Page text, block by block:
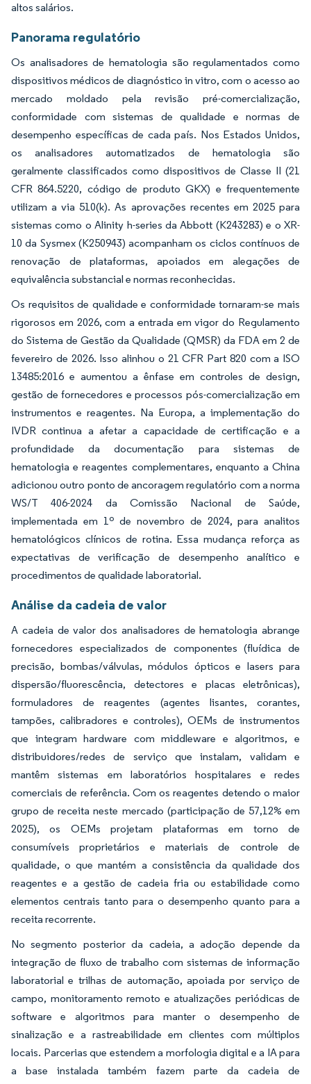
altos salários.
Panorama regulatório
Os analisadores de hematologia são regulamentados como
dispositivos médicos de diagnóstico in vitro, com o acesso ao
mercado moldado pela revisão pré-comercialização,
conformidade com sistemas de qualidade e normas de
desempenho específicas de cada país. Nos Estados Unidos,
os analisadores automatizados de hematologia são
geralmente classificados como dispositivos de Classe II (21
CFR 864.5220, código de produto GKX) e frequentemente
utilizam a via 510(k). As aprovações recentes em 2025 para
sistemas como o Alinity h-series da Abbott (K243283) e o XR-
10 da Sysmex (K250943) acompanham os ciclos contínuos de
renovação de plataformas, apoiados em alegações de
equivalência substancial e normas reconhecidas.
Os requisitos de qualidade e conformidade tornaram-se mais
rigorosos em 2026, com a entrada em vigor do Regulamento
do Sistema de Gestão da Qualidade (QMSR) da FDA em 2 de
fevereiro de 2026. Isso alinhou o 21 CFR Part 820 com a ISO
13485:2016 e aumentou a ênfase em controles de design,
gestão de fornecedores e processos pós-comercialização em
instrumentos e reagentes. Na Europa, a implementação do
IVDR continua a afetar a capacidade de certificação e a
profundidade da documentação para sistemas de
hematologia e reagentes complementares, enquanto a China
adicionou outro ponto de ancoragem regulatório com a norma
WS/T 406-2024 da Comissão Nacional de Saúde,
implementada em 1º de novembro de 2024, para analitos
hematológicos clínicos de rotina. Essa mudança reforça as
expectativas de verificação de desempenho analítico e
procedimentos de qualidade laboratorial.
Análise da cadeia de valor
A cadeia de valor dos analisadores de hematologia abrange
fornecedores especializados de componentes (fluídica de
precisão, bombas/válvulas, módulos ópticos e lasers para
dispersão/fluorescência, detectores e placas eletrônicas),
formuladores de reagentes (agentes lisantes, corantes,
tampões, calibradores e controles), OEMs de instrumentos
que integram hardware com middleware e algoritmos, e
distribuidores/redes de serviço que instalam, validam e
mantêm sistemas em laboratórios hospitalares e redes
comerciais de referência. Com os reagentes detendo o maior
grupo de receita neste mercado (participação de 57,12% em
2025), os OEMs projetam plataformas em torno de
consumíveis proprietários e materiais de controle de
qualidade, o que mantém a consistência da qualidade dos
reagentes e a gestão de cadeia fria ou estabilidade como
elementos centrais tanto para o desempenho quanto para a
receita recorrente.
No segmento posterior da cadeia, a adoção depende da
integração de fluxo de trabalho com sistemas de informação
laboratorial e trilhas de automação, apoiada por serviço de
campo, monitoramento remoto e atualizações periódicas de
software e algoritmos para manter o desempenho de
sinalização e a rastreabilidade em clientes com múltiplos
locais. Parcerias que estendem a morfologia digital e a IA para
a base instalada também fazem parte da cadeia de